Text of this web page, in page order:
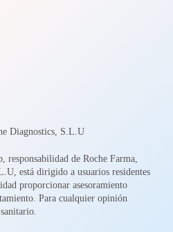
Diagnostics, S.L.U
responsabilidad de Roche Farma,
está dirigido a usuarios residentes
proporcionar asesoramiento
Para cualquier opinión